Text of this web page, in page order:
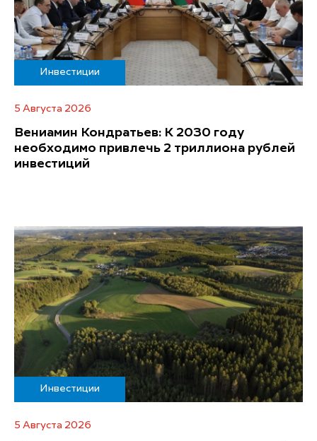
Инвестиции
5 Августа 2026
Вениамин Кондратьев: К 2030 году
необходимо привлечь 2 триллиона рублей
инвестиций
Инвестиции
5 Августа 2026